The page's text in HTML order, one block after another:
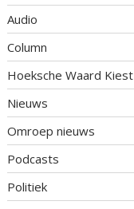
Audio
Column
Hoeksche Waard Kiest
Nieuws
Omroep nieuws
Podcasts
Politiek